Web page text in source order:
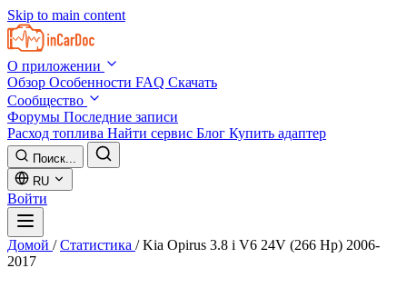
Skip to main content
О приложении
Обзор Особенности FAQ Скачать
Сообщество
Форумы Последние записи
Расход топлива Найти сервис Блог Купить адаптер
Поиск...
RU
Войти
Домой / Статистика / Kia Opirus 3.8 i V6 24V (266 Hp) 2006-
2017